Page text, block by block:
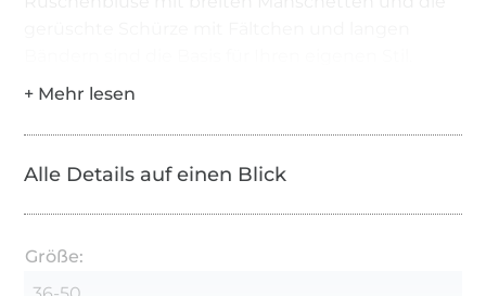
Alle Details auf einen Blick
Größe: